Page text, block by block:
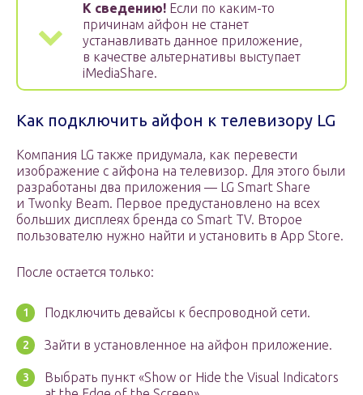
К сведению! Если по каким-то
причинам айфон не станет
устанавливать данное приложение,
в качестве альтернативы выступает
iMediaShare.
Как подключить айфон к телевизору LG
Компания LG также придумала, как перевести
изображение с айфона на телевизор. Для этого были
разработаны два приложения — LG Smart Share
и Twonky Beam. Первое предустановлено на всех
больших дисплеях бренда со Smart TV. Второе
пользователю нужно найти и установить в App Store.
После остается только:
Подключить девайсы к беспроводной сети.
Зайти в установленное на айфон приложение.
Выбрать пункт «Show or Hide the Visual Indicators